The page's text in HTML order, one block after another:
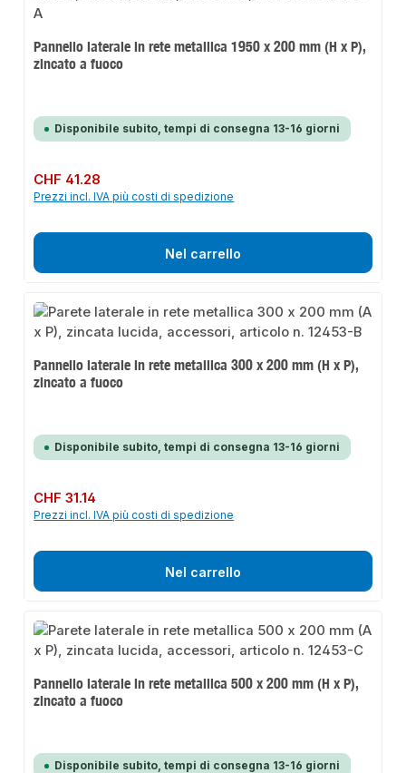
Pannello laterale in rete metallica 1950 x 200 mm (H x P),
zincato a fuoco
Disponibile subito, tempi di consegna 13-16 giorni
Prezzo normale:
CHF 41.28
Prezzi incl. IVA più costi di spedizione
Nel carrello
Pannello laterale in rete metallica 300 x 200 mm (H x P),
zincato a fuoco
Disponibile subito, tempi di consegna 13-16 giorni
Prezzo normale:
CHF 31.14
Prezzi incl. IVA più costi di spedizione
Nel carrello
Pannello laterale in rete metallica 500 x 200 mm (H x P),
zincato a fuoco
Disponibile subito, tempi di consegna 13-16 giorni